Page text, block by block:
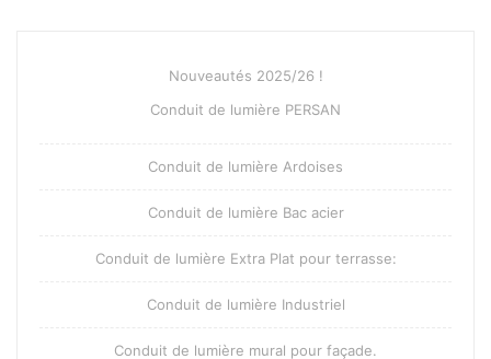
Nouveautés 2025/26 !
Conduit de lumière PERSAN
Conduit de lumière Ardoises
Conduit de lumière Bac acier
Conduit de lumière Extra Plat pour terrasse:
Conduit de lumière Industriel
Conduit de lumière mural pour façade.